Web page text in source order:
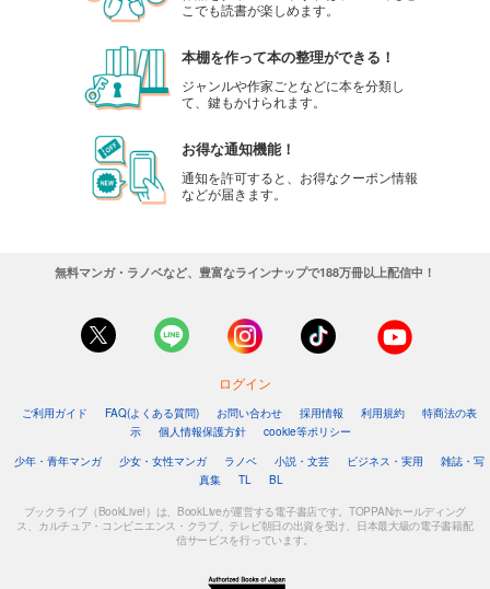
こでも読書が楽しめます。
本棚を作って本の整理ができる！
ジャンルや作家ごとなどに本を分類し
て、鍵もかけられます。
お得な通知機能！
通知を許可すると、お得なクーポン情報
などが届きます。
無料マンガ・ラノベなど、豊富なラインナップで188万冊以上配信中！
ログイン
ご利用ガイド FAQ(よくある質問) お問い合わせ 採用情報 利用規約
特商法の表
示
個人情報保護方針
cookie等ポリシー
少年・青年マンガ
少女・女性マンガ ラノベ 小説・文芸 ビジネス・実用
雑誌・写
真集
TL BL
ブックライブ（BookLive!）は、BookLiveが運営する電子書店です。TOPPANホールディング
ス、カルチュア・コンビニエンス・クラブ、テレビ朝日の出資を受け、日本最大級の電子書籍配
信サービスを行っています。